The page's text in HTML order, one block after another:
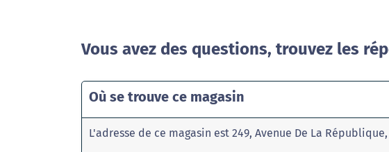
Vous avez des questions, trouvez les
Où se trouve ce magasin
L'adresse de ce magasin est 249, Avenue De La